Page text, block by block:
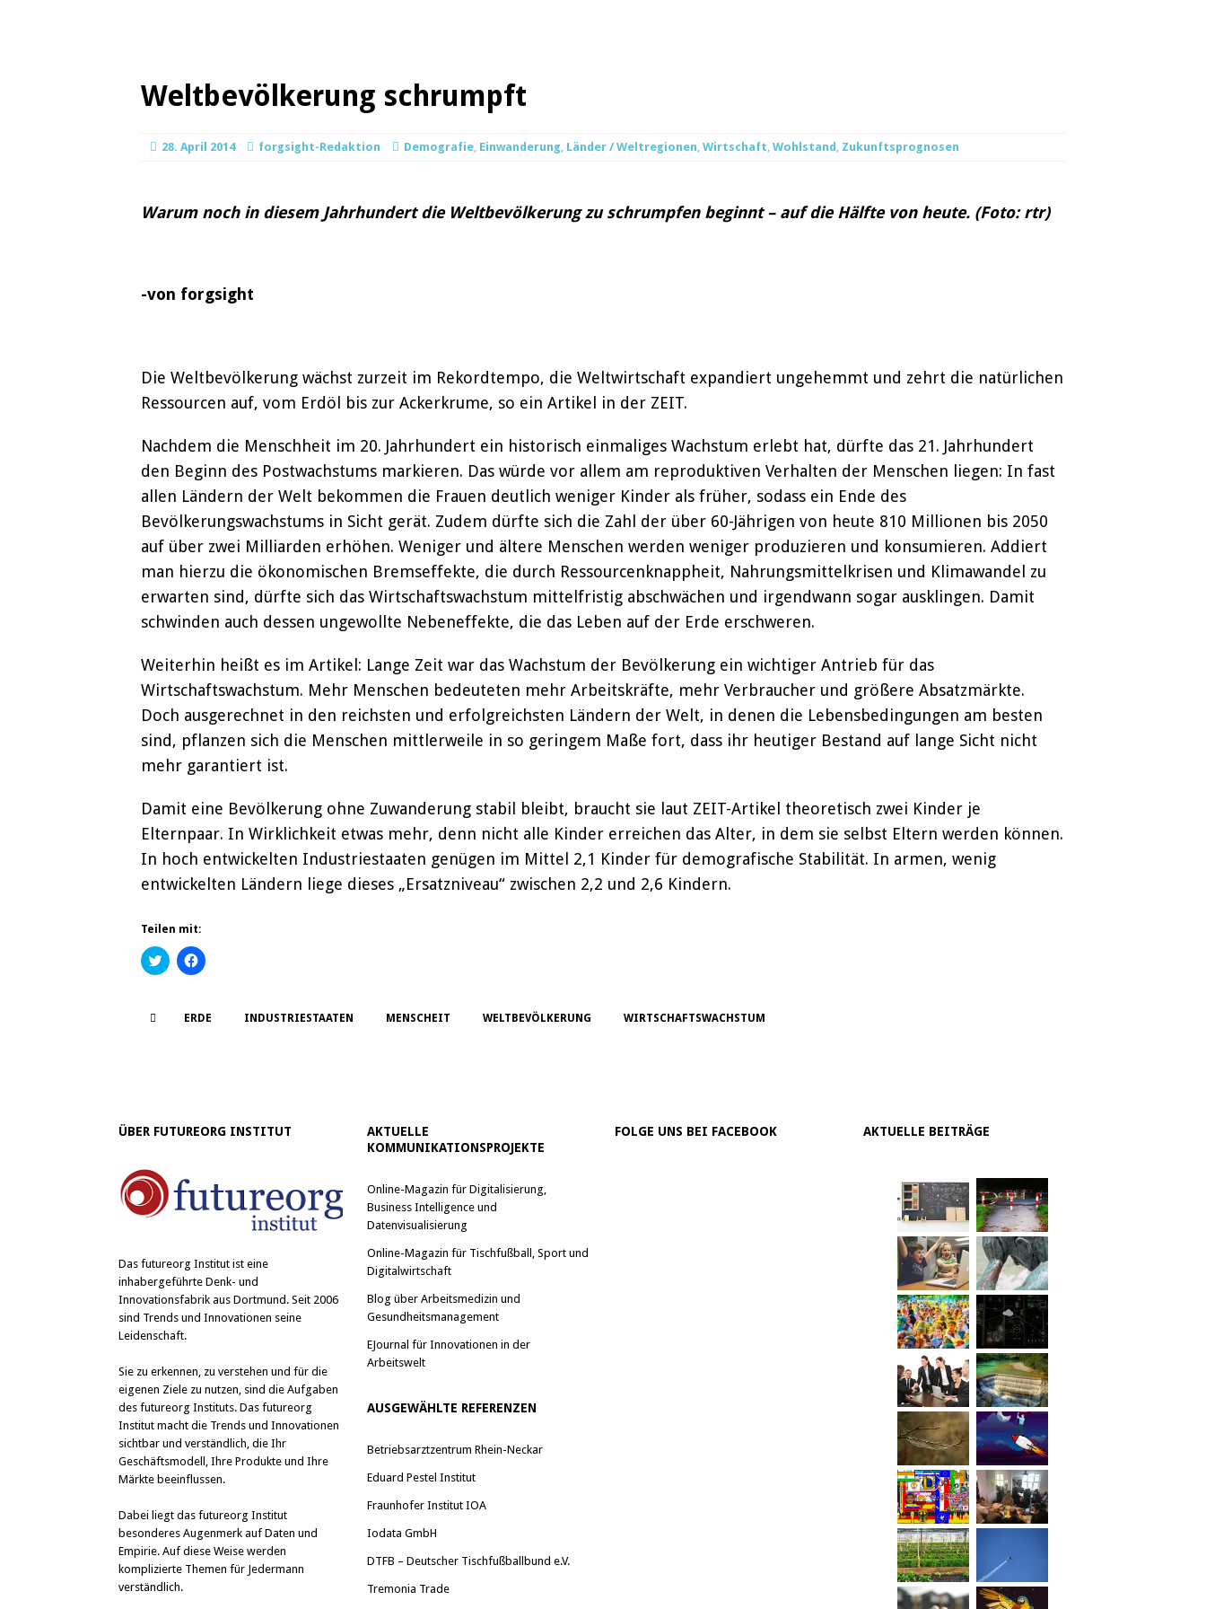
Weltbevölkerung schrumpft
28. April 2014 forgsight-Redaktion Demografie, Einwanderung, Länder / Weltregionen, Wirtschaft, Wohlstand , Zukunftsprognosen
Warum noch in diesem Jahrhundert die Weltbevölkerung zu schrumpfen beginnt – auf die Hälfte von heute. (Foto: rtr)
-von forgsight
Die Weltbevölkerung wächst zurzeit im Rekordtempo, die Weltwirtschaft expandiert ungehemmt und zehrt die natürlichen
Ressourcen auf, vom Erdöl bis zur Ackerkrume, so ein Artikel in der ZEIT.
Nachdem die Menschheit im 20. Jahrhundert ein historisch einmaliges Wachstum erlebt hat, dürfte das 21. Jahrhundert
den Beginn des Postwachstums markieren. Das würde vor allem am reproduktiven Verhalten der Menschen liegen: In fast
allen Ländern der Welt bekommen die Frauen deutlich weniger Kinder als früher, sodass ein Ende des
Bevölkerungswachstums in Sicht gerät. Zudem dürfte sich die Zahl der über 60-Jährigen von heute 810 Millionen bis 2050
auf über zwei Milliarden erhöhen. Weniger und ältere Menschen werden weniger produzieren und konsumieren. Addiert
man hierzu die ökonomischen Bremseffekte, die durch Ressourcenknappheit, Nahrungsmittelkrisen und Klimawandel zu
erwarten sind, dürfte sich das Wirtschaftswachstum mittelfristig abschwächen und irgendwann sogar ausklingen. Damit
schwinden auch dessen ungewollte Nebeneffekte, die das Leben auf der Erde erschweren.
Weiterhin heißt es im Artikel: Lange Zeit war das Wachstum der Bevölkerung ein wichtiger Antrieb für das
Wirtschaftswachstum. Mehr Menschen bedeuteten mehr Arbeitskräfte, mehr Verbraucher und größere Absatzmärkte.
Doch ausgerechnet in den reichsten und erfolgreichsten Ländern der Welt, in denen die Lebensbedingungen am besten
sind, pflanzen sich die Menschen mittlerweile in so geringem Maße fort, dass ihr heutiger Bestand auf lange Sicht nicht
mehr garantiert ist.
Damit eine Bevölkerung ohne Zuwanderung stabil bleibt, braucht sie laut ZEIT-Artikel theoretisch zwei Kinder je
Elternpaar. In Wirklichkeit etwas mehr, denn nicht alle Kinder erreichen das Alter, in dem sie selbst Eltern werden können.
In hoch entwickelten Industriestaaten genügen im Mittel 2,1 Kinder für demografische Stabilität. In armen, wenig
entwickelten Ländern liege dieses „Ersatzniveau“ zwischen 2,2 und 2,6 Kindern.
Teilen mit:
K
l
t
z
u
t
n
W
i
r
d
i
n
e
u
e
m
F
e
s
t
r
ö
f
f
n
e
t
)
K
l
,
b
u
t
e
n
(
W
i
r
d
e
u
e
m
F
e
s
t
r
e
ö
f
f
n
e
t
ERDE INDUSTRIESTAATEN MENSCHEIT WELTBEVÖLKERUNG WIRTSCHAFTSWACHSTUM
ÜBER FUTUREORG INSTITUT
Das futureorg Institut ist eine
inhabergeführte Denk- und
Innovationsfabrik aus Dortmund. Seit 2006
sind Trends und Innovationen seine
Leidenschaft.
Sie zu erkennen, zu verstehen und für die
eigenen Ziele zu nutzen, sind die Aufgaben
des futureorg Instituts. Das futureorg
Institut macht die Trends und Innovationen
sichtbar und verständlich, die Ihr
Geschäftsmodell, Ihre Produkte und Ihre
Märkte beeinflussen.
Dabei liegt das futureorg Institut
besonderes Augenmerk auf Daten und
Empirie. Auf diese Weise werden
komplizierte Themen für Jedermann
verständlich.
AKTUELLE
KOMMUNIKATIONSPROJEKTE
Online-Magazin für Digitalisierung,
Business Intelligence und
Datenvisualisierung
Online-Magazin für Tischfußball, Sport und
Digitalwirtschaft
Blog über Arbeitsmedizin und
Gesundheitsmanagement
EJournal für Innovationen in der
Arbeitswelt
AUSGEWÄHLTE REFERENZEN
Betriebsarztzentrum Rhein-Neckar
Eduard Pestel Institut
Fraunhofer Institut IOA
Iodata GmbH
DTFB – Deutscher Tischfußballbund e.V.
Tremonia Trade
FOLGE UNS BEI FACEBOOK AKTUELLE BEITRÄGE